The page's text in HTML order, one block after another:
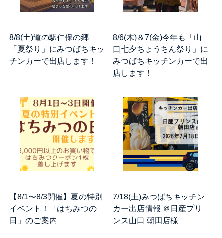
8/8(土)道の駅仁保の郷
「夏祭り」にみつばちキッ
チンカーで出店します！
8/6(木)＆7(金)今年も「山
口七夕ちょうちん祭り」に
みつばちキッチンカーで出
店します！
【8/1〜8/3開催】夏の特別
イベント！「はちみつの
日」のご案内
7/18(土)みつばちキッチン
カー出店情報 ＠日産プリ
ンス山口 朝田店様